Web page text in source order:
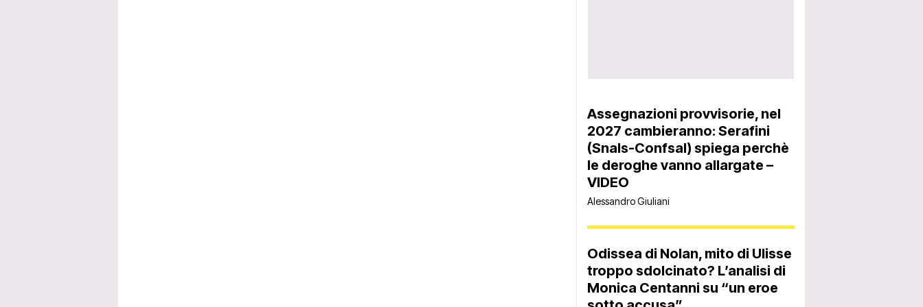
Assegnazioni provvisorie, nel
2027 cambieranno: Serafini
(Snals-Confsal) spiega perchè
le deroghe vanno allargate –
VIDEO
Alessandro Giuliani
Odissea di Nolan, mito di Ulisse
troppo sdolcinato? L’analisi di
Monica Centanni su “un eroe